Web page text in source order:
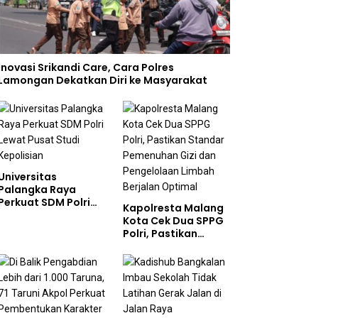
Srikandi Care, Cara Polres
Dekatkan Diri ke Masyarakat
Raya
SDM Polri
Kapolresta Malang
Kota Cek Dua SPPG
Polri, Pastikan
Gizi dan
Pengelolaan Limbah
Berjalan Optimal